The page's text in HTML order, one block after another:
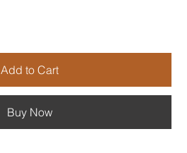
Add to Cart
Buy Now